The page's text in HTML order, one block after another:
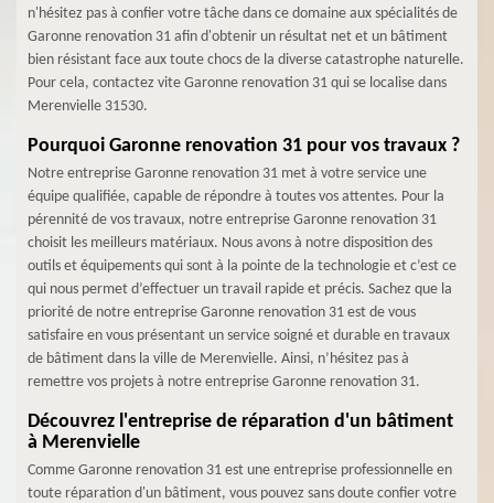
n'hésitez pas à confier votre tâche dans ce domaine aux spécialités de
Garonne renovation 31 afin d'obtenir un résultat net et un bâtiment
bien résistant face aux toute chocs de la diverse catastrophe naturelle.
Pour cela, contactez vite Garonne renovation 31 qui se localise dans
Merenvielle 31530.
Pourquoi Garonne renovation 31 pour vos travaux ?
Notre entreprise Garonne renovation 31 met à votre service une
équipe qualifiée, capable de répondre à toutes vos attentes. Pour la
pérennité de vos travaux, notre entreprise Garonne renovation 31
choisit les meilleurs matériaux. Nous avons à notre disposition des
outils et équipements qui sont à la pointe de la technologie et c’est ce
qui nous permet d’effectuer un travail rapide et précis. Sachez que la
priorité de notre entreprise Garonne renovation 31 est de vous
satisfaire en vous présentant un service soigné et durable en travaux
de bâtiment dans la ville de Merenvielle. Ainsi, n’hésitez pas à
remettre vos projets à notre entreprise Garonne renovation 31.
Découvrez l'entreprise de réparation d'un bâtiment
à Merenvielle
Comme Garonne renovation 31 est une entreprise professionnelle en
toute réparation d'un bâtiment, vous pouvez sans doute confier votre